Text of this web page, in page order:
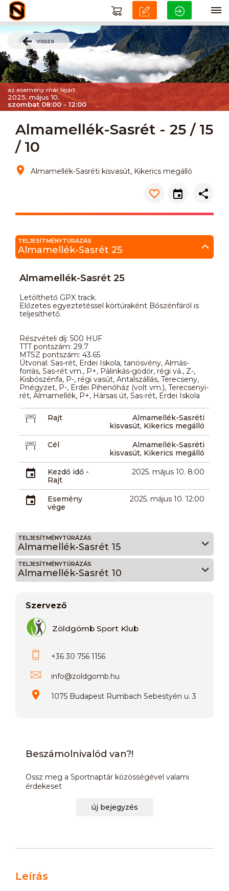
vissza
az esemény már lejárt
2025. május 10.
szombat 08:00 - 12:00
Almamellék-Sasrét - 25 / 15
/ 10
Almamellék-Sasréti kisvasút, Kikerics megálló
TELJESÍTMÉNYTÚRÁZÁS
Almamellék-Sasrét 25
Almamellék-Sasrét 25
Letölthető GPX track.
Előzetes egyeztetéssel körtúraként Bőszénfáról is
teljesíthető.
Részvételi díj: 500 HUF
TTT pontszám: 29.7
MTSZ pontszám: 43.65
Útvonal: Sas-rét, Erdei Iskola, tanösvény, Almás-
forrás, Sas-rét vm., P+, Pálinkás-gödör, régi vá., Z-,
Kisbőszénfa, P-, régi vasút, Antalszállás, Terecseny,
Pnégyzet, P-, Erdei Pihenőház (volt vm.), Terecsenyi-
rét, Almamellék, P+, Hársas út, Sas-rét, Erdei Iskola
Rajt
Almamellék-Sasréti
kisvasút, Kikerics megálló
Cél
Almamellék-Sasréti
kisvasút, Kikerics megálló
Kezdő idő -
Rajt
2025. május 10. 8:00
Esemény
vége
2025. május 10. 12:00
TELJESÍTMÉNYTÚRÁZÁS
Almamellék-Sasrét 15
TELJESÍTMÉNYTÚRÁZÁS
Almamellék-Sasrét 10
Szervező
Zöldgömb Sport Klub
+36 30 756 1156
info@zoldgomb.hu
1075 Budapest Rumbach Sebestyén u. 3
Beszámolnivalód van?!
Ossz meg a Sportnaptár közösségével valami
érdekeset
új bejegyzés
Leírás